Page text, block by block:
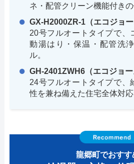
ネ・配管クリーン機能付きの
GX-H2000ZR-1（エコジョー
20号フルオートタイプで、
動湯はり・保温・配管洗
ル。
GH-2401ZWH6（エコジョー
24号フルオートタイプで、
性を兼ね備えた住宅全体対応
龍郷町でおすす